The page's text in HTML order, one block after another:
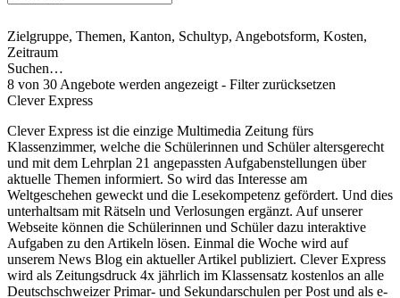
Zielgruppe, Themen, Kanton, Schultyp, Angebotsform, Kosten,
Zeitraum
Suchen…
8 von 30 Angebote werden angezeigt - Filter zurücksetzen
Clever Express
Clever Express ist die einzige Multimedia Zeitung fürs
Klassenzimmer, welche die Schülerinnen und Schüler altersgerecht
und mit dem Lehrplan 21 angepassten Aufgabenstellungen über
aktuelle Themen informiert. So wird das Interesse am
Weltgeschehen geweckt und die Lesekompetenz gefördert. Und dies
unterhaltsam mit Rätseln und Verlosungen ergänzt. Auf unserer
Webseite können die Schülerinnen und Schüler dazu interaktive
Aufgaben zu den Artikeln lösen. Einmal die Woche wird auf
unserem News Blog ein aktueller Artikel publiziert. Clever Express
wird als Zeitungsdruck 4x jährlich im Klassensatz kostenlos an alle
Deutschschweizer Primar- und Sekundarschulen per Post und als e-